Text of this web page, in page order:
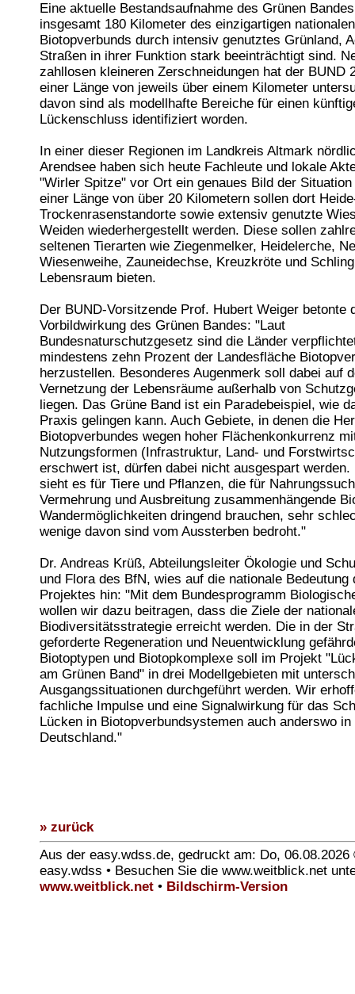
Eine aktuelle Bestandsaufnahme des Grünen
insgesamt 180 Kilometer des einzigartigen nationalen
Biotopverbunds durch intensiv genutztes Grünland,
Straßen in ihrer Funktion stark beeinträchtigt sind.
zahllosen kleineren Zerschneidungen hat der BUND
einer Länge von jeweils über einem Kilometer
davon sind als modellhafte Bereiche für einen
Lückenschluss identifiziert worden.
In einer dieser Regionen im Landkreis Altmark
Arendsee haben sich heute Fachleute und lokale
"Wirler Spitze" vor Ort ein genaues Bild der
einer Länge von über 20 Kilometern sollen dort
Trockenrasenstandorte sowie extensiv genutzte
Weiden wiederhergestellt werden. Diese sollen
seltenen Tierarten wie Ziegenmelker, Heidelerche,
Wiesenweihe, Zauneidechse, Kreuzkröte und
Lebensraum bieten.
Der BUND-Vorsitzende Prof. Hubert Weiger betonte
Vorbildwirkung des Grünen Bandes: "Laut
Bundesnaturschutzgesetz sind die Länder
mindestens zehn Prozent der Landesfläche
herzustellen. Besonderes Augenmerk soll dabei auf
Vernetzung der Lebensräume außerhalb von
liegen. Das Grüne Band ist ein Paradebeispiel, wie
Praxis gelingen kann. Auch Gebiete, in denen die
Biotopverbundes wegen hoher Flächenkonkurrenz
Nutzungsformen (Infrastruktur, Land- und
erschwert ist, dürfen dabei nicht ausgespart werden.
sieht es für Tiere und Pflanzen, die für
Vermehrung und Ausbreitung zusammenhängende
Wandermöglichkeiten dringend brauchen, sehr
wenige davon sind vom Aussterben bedroht."
Dr. Andreas Krüß, Abteilungsleiter Ökologie und
und Flora des BfN, wies auf die nationale Bedeutung
Projektes hin: "Mit dem Bundesprogramm
wollen wir dazu beitragen, dass die Ziele der
Biodiversitätsstrategie erreicht werden. Die in der
geforderte Regeneration und Neuentwicklung
Biotoptypen und Biotopkomplexe soll im Projekt
am Grünen Band" in drei Modellgebieten mit
Ausgangssituationen durchgeführt werden. Wir
fachliche Impulse und eine Signalwirkung für das
Lücken in Biotopverbundsystemen auch anderswo in
Deutschland."
» zurück
Aus der easy.wdss.de, gedruckt am: Do, 06.08.2026
easy.wdss • Besuchen Sie die www.weitblick.net
www.weitblick.net • Bildschirm-Version